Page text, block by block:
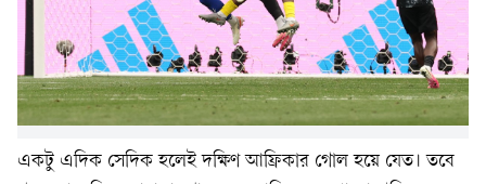
একটু এদিক সেদিক হলেই দক্ষিণ আফ্রিকার গোল হয়ে যেত। তবে